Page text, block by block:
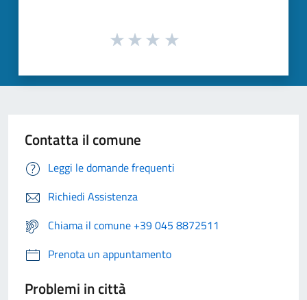
Contatta il comune
Leggi le domande frequenti
Richiedi Assistenza
Chiama il comune +39 045 8872511
Prenota un appuntamento
Problemi in città